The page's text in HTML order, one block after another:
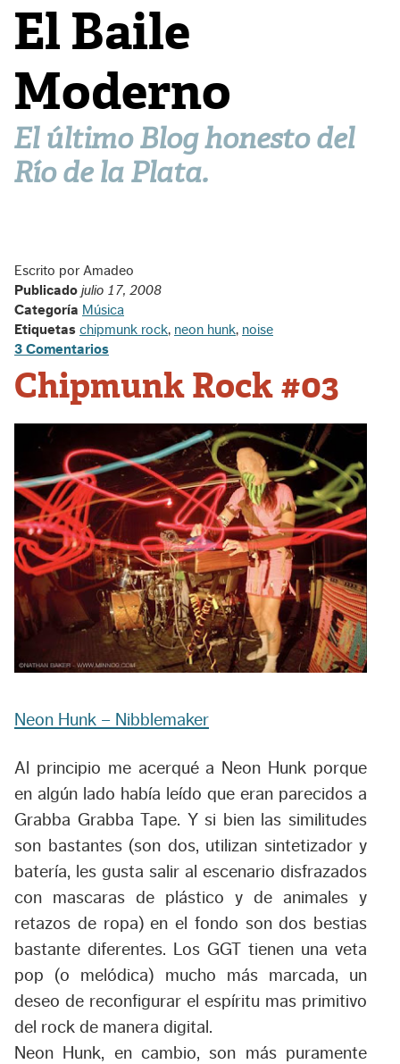
El Baile
Moderno
El último Blog honesto del
Río de la Plata.
Escrito por Amadeo
Publicado julio 17, 2008
Categoría Música
Etiquetas chipmunk rock, neon hunk, noise
3 Comentarios
Chipmunk Rock #03
Neon Hunk – Nibblemaker
Al principio me acerqué a Neon Hunk porque
en algún lado había leído que eran parecidos a
Grabba Grabba Tape. Y si bien las similitudes
son bastantes (son dos, utilizan sintetizador y
batería, les gusta salir al escenario disfrazados
con mascaras de plástico y de animales y
retazos de ropa) en el fondo son dos bestias
bastante diferentes. Los GGT tienen una veta
pop (o melódica) mucho más marcada, un
deseo de reconfigurar el espíritu mas primitivo
del rock de manera digital.
Neon Hunk, en cambio, son más puramente